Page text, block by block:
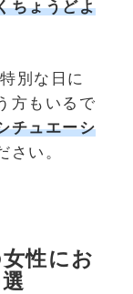
ちょうどよ
別な日に
方もいるで
チュエーシ
さい。
性にお